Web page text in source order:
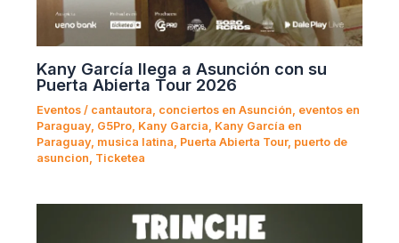
Kany García llega a Asunción con su
Puerta Abierta Tour 2026
Eventos / cantautora, conciertos en Asunción, eventos en
Paraguay, G5Pro, Kany Garcia, Kany García en
Paraguay, musica latina, Puerta Abierta Tour, puerto de
asuncion, Ticketea